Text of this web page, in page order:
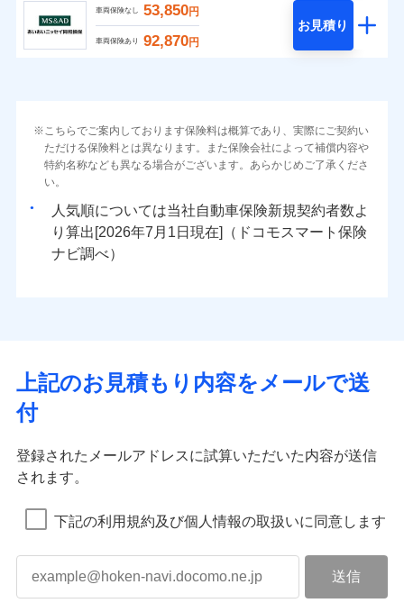
車両保険なし 53,850円
車両保険あり 92,870円
お見積り
こちらでご案内しております保険料は概算であり、実際にご契約い
ただける保険料とは異なります。また保険会社によって補償内容や
特約名称なども異なる場合がございます。あらかじめご了承くださ
い。
人気順については当社
新規契約者数よ
り算出[
年 月
日現在]（ドコモスマート保険
ナビ調べ）
上記のお見積もり内容をメールで送
付
登録されたメールアドレスに試算いただいた内容が送信
されます。
下記の利用規約及び個人情報の取扱いに同意します